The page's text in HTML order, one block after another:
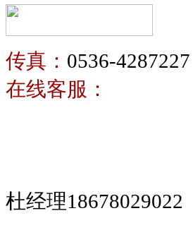
传真： 0536-4287227
在线客服：
杜经理18678029022